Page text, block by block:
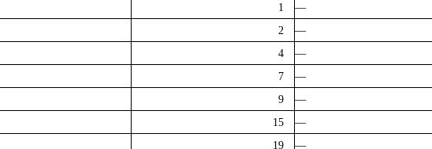
1 —
2 —
4 —
7 —
9 —
15 —
19 —